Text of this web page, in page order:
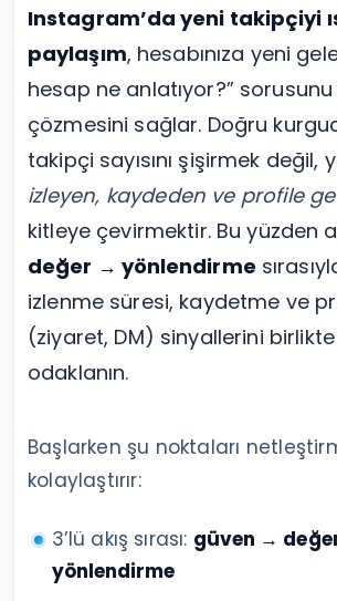
Instagram’da yeni takipçiyi
paylaşım, hesabınıza yeni
hesap ne anlatıyor?” sorusunu
çözmesini sağlar. Doğru
takipçi sayısını şişirmek değil,
izleyen, kaydeden ve profile
kitleye çevirmektir. Bu yüzden
değer → yönlendirme
izlenme süresi, kaydetme ve
(ziyaret, DM) sinyallerini
odaklanın.
Başlarken şu noktaları
kolaylaştırır:
3’lü akış sırası: güven →
yönlendirme